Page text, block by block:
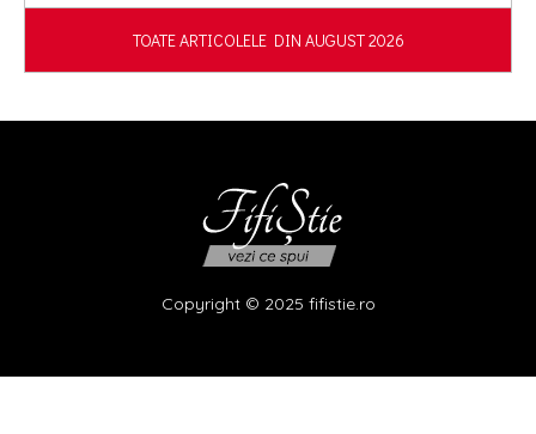
TOATE ARTICOLELE DIN AUGUST 2026
Copyright © 2025 fifistie.ro